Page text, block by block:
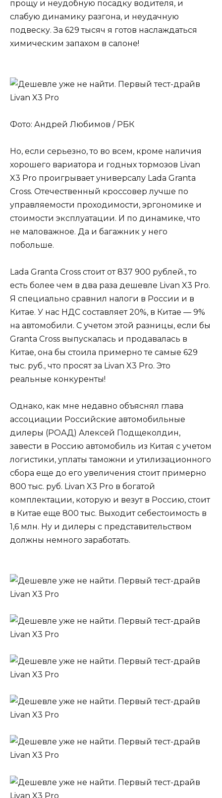
прощу и неудобную посадку водителя, и
слабую динамику разгона, и неудачную
подвеску. За 629 тысяч я готов наслаждаться
химическим запахом в салоне!
Фото: Андрей Любимов / РБК
Но, если серьезно, то во всем, кроме наличия
хорошего вариатора и годных тормозов Livan
X3 Pro проигрывает универсалу Lada Granta
Cross. Отечественный кроссовер лучше по
управляемости проходимости, эргономике и
стоимости эксплуатации. И по динамике, что
не маловажное. Да и багажник у него
побольше.
Lada Granta Cross стоит от 837 900 рублей., то
есть более чем в два раза дешевле Livan X3 Pro.
Я специально сравнил налоги в России и в
Китае. У нас НДС составляет 20%, в Китае — 9%
на автомобили. С учетом этой разницы, если бы
Granta Cross выпускалась и продавалась в
Китае, она бы стоила примерно те самые 629
тыс. руб., что просят за Livan X3 Pro. Это
реальные конкуренты!
Однако, как мне недавно объяснял глава
ассоциации Российские автомобильные
дилеры (РОАД) Алексей Подщеколдин,
завести в Россию автомобиль из Китая с учетом
логистики, уплаты таможни и утилизационного
сбора еще до его увеличения стоит примерно
800 тыс. руб. Livan X3 Pro в богатой
комплектации, которую и везут в Россию, стоит
в Китае еще 800 тыс. Выходит себестоимость в
1,6 млн. Ну и дилеры с представительством
должны немного заработать.